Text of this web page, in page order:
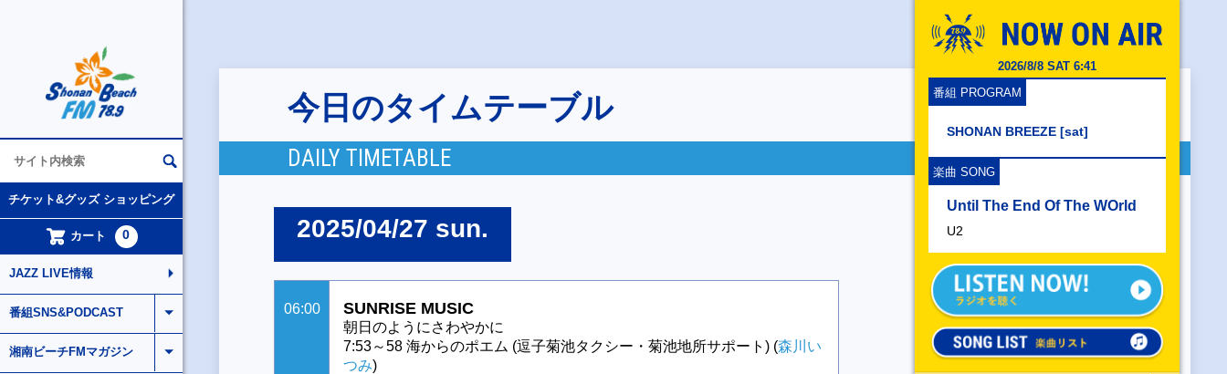
2026/8/8 SAT 6:41
番組 PROGRAM
SHONAN BREEZE [sat]
楽曲 SONG
Until The End Of The WOrld
U2
チケット&グッズ ショッピング
カート 0
JAZZ LIVE情報
番組SNS&PODCAST
湘南ビーチFMマガジン
今日のタイムテーブル
DAILY TIMETABLE
2025/04/27 sun.
06:00 SUNRISE MUSIC
朝日のようにさわやかに
7:53～58 海からのポエム (逗子菊池タクシー・菊池地所サポート) (森川い
つみ)